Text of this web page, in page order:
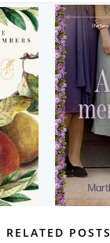
RELATED POSTS